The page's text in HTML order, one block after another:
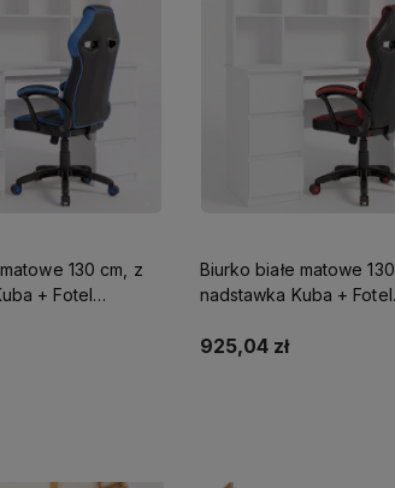
130 cm, z
+ Fotel
Biurko białe matowe
nadstawka Kuba + Fotel
925,04 zł